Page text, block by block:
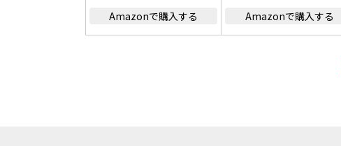
Amazonで購入する Amazonで購入する